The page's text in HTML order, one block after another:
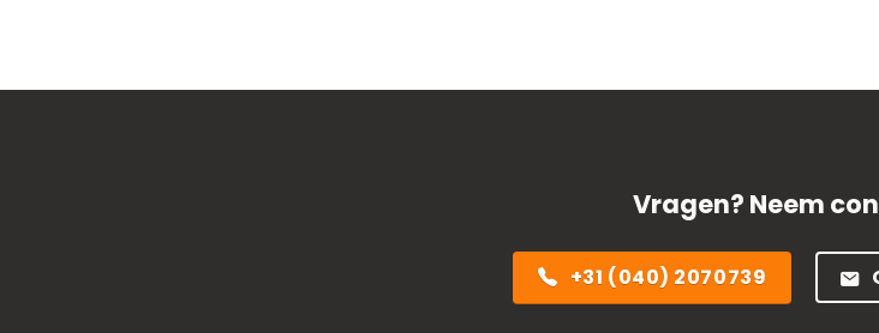
Vragen? Neem
+31 (040) 2070739